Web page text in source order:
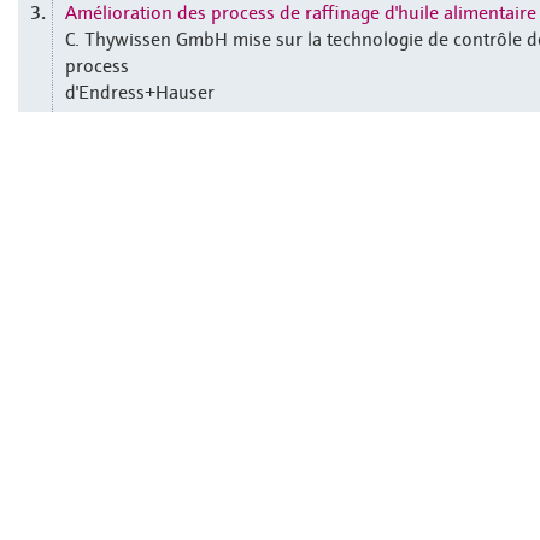
3.
Amélioration des process de raffinage d'huile alimentaire
C. Thywissen GmbH mise sur la technologie de contrôle
process
d'Endress+Hauser